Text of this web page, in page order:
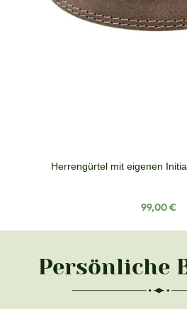
Herrengürtel mit eigenen
99,00 €
Persönliche